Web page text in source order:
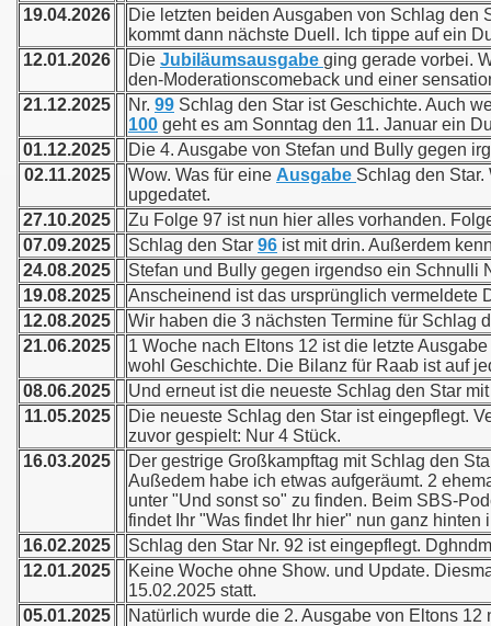
19.04.2026
Die letzten beiden Ausgaben von Schlag den
kommt dann nächste Duell. Ich tippe auf ein
12.01.2026
Die Jubiläumsausgabe ging gerade vorbei.
den-Moderationscomeback und einer
21.12.2025
Nr. 99 Schlag den Star ist Geschichte. Auch
100 geht es am Sonntag den 11. Januar ein
01.12.2025
Die 4. Ausgabe von Stefan und Bully gegen
02.11.2025
Wow. Was für eine Ausgabe Schlag den
upgedatet.
27.10.2025
Zu Folge 97 ist nun hier alles vorhanden.
07.09.2025
Schlag den Star 96 ist mit drin. Außerdem
24.08.2025
Stefan und Bully gegen irgendso ein Schnulli
19.08.2025
Anscheinend ist das ursprünglich vermeldete
12.08.2025
Wir haben die 3 nächsten Termine für Schlag
21.06.2025
1 Woche nach Eltons 12 ist die letzte
wohl Geschichte. Die Bilanz für Raab ist auf
08.06.2025
Und erneut ist die neueste Schlag den Star
11.05.2025
Die neueste Schlag den Star ist eingepflegt.
zuvor gespielt: Nur 4 Stück.
16.03.2025
Der gestrige Großkampftag mit Schlag den
Außedem habe ich etwas aufgeräumt. 2
unter "Und sonst so" zu finden. Beim SBS-
findet Ihr "Was findet Ihr hier" nun ganz hinten
16.02.2025
Schlag den Star Nr. 92 ist eingepflegt.
12.01.2025
Keine Woche ohne Show. und Update.
15.02.2025 statt.
05.01.2025
Natürlich wurde die 2. Ausgabe von Eltons 12